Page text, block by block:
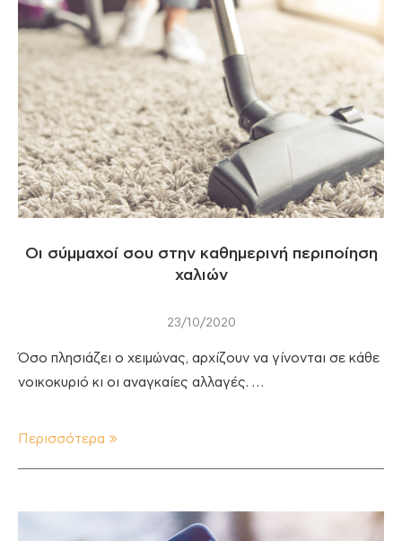
Οι σύμμαχοί σου στην καθημερινή περιποίηση
χαλιών
23/10/2020
Όσο πλησιάζει ο χειμώνας, αρχίζουν να γίνονται σε κάθε
νοικοκυριό κι οι αναγκαίες αλλαγές. …
Περισσότερα